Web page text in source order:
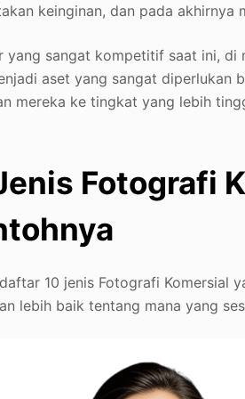
keinginan, dan pada akhirnya
yang sangat kompetitif saat ini,
aset yang sangat diperlukan
mereka ke tingkat yang lebih
Fotografi
10 jenis Fotografi Komersial
lebih baik tentang mana yang